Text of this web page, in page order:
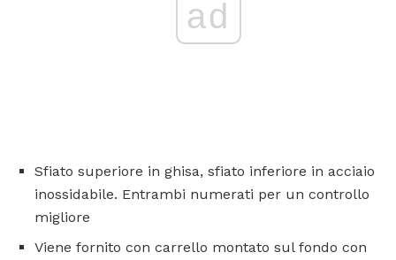
ad
Sfiato superiore in ghisa, sfiato inferiore in acciaio
inossidabile. Entrambi numerati per un controllo
migliore
Viene fornito con carrello montato sul fondo con